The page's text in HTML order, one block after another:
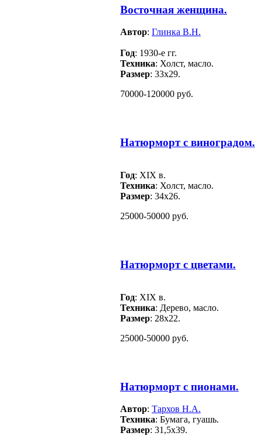
Восточная женщина.
Автор: Глинка В.Н.
Год: 1930-е гг.
Техника: Холст, масло.
Размер: 33х29.
70000-120000 руб.
Натюрморт с виноградом.
Год: ХIХ в.
Техника: Холст, масло.
Размер: 34х26.
25000-50000 руб.
Натюрморт с цветами.
Год: XIX в.
Техника: Дерево, масло.
Размер: 28х22.
25000-50000 руб.
Натюрморт с пионами.
Автор: Тархов Н.А.
Техника: Бумага, гуашь.
Размер: 31,5х39.